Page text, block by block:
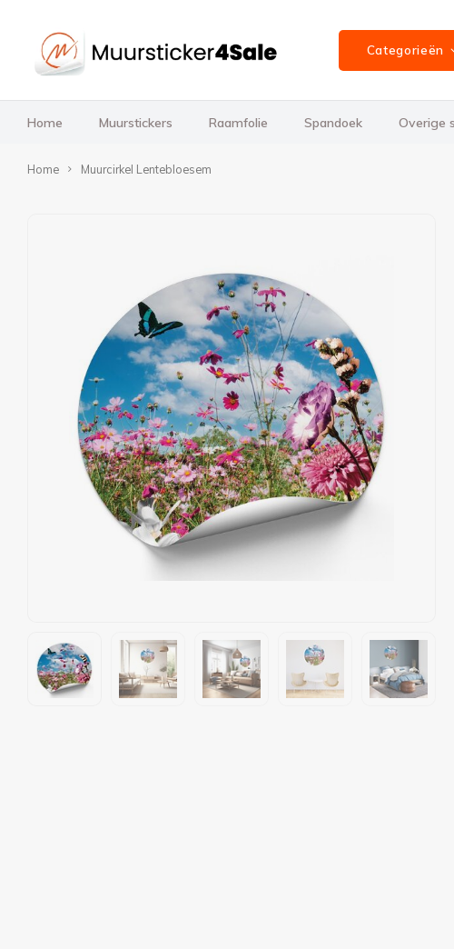
Categorieën
Home Muurstickers Raamfolie Spandoek Overige
Home Muurcirkel Lentebloesem